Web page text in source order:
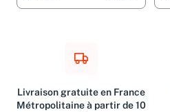
Livraison gratuite en France
Métropolitaine à partir de 10